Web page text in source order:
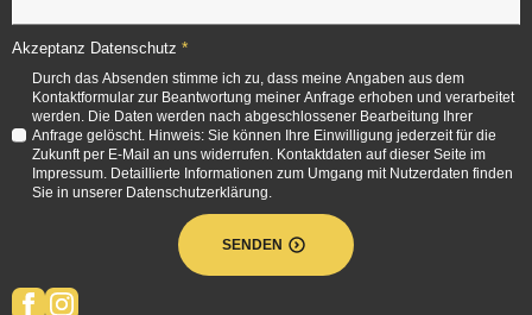
Akzeptanz Datenschutz *
Durch das Absenden stimme ich zu, dass meine Angaben aus dem
Kontaktformular zur Beantwortung meiner Anfrage erhoben und verarbeitet
werden. Die Daten werden nach abgeschlossener Bearbeitung Ihrer
Anfrage gelöscht. Hinweis: Sie können Ihre Einwilligung jederzeit für die
Zukunft per E-Mail an uns widerrufen. Kontaktdaten auf dieser Seite im
Impressum. Detaillierte Informationen zum Umgang mit Nutzerdaten finden
Sie in unserer Datenschutzerklärung.
SENDEN